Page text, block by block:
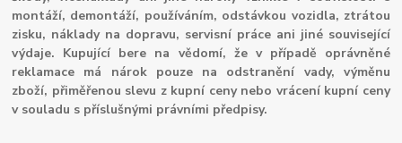
montáží, demontáží, používáním, odstávkou vozidla, ztrátou
zisku, náklady na dopravu, servisní práce ani jiné související
výdaje. Kupující bere na vědomí, že v případě oprávněné
reklamace má nárok pouze na odstranění vady, výměnu
zboží, přiměřenou slevu z kupní ceny nebo vrácení kupní ceny
v souladu s příslušnými právními předpisy.